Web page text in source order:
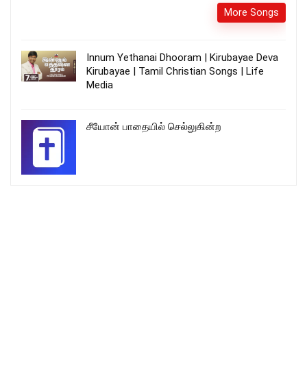
More Songs
Innum Yethanai Dhooram | Kirubayae Deva
Kirubayae | Tamil Christian Songs | Life
Media
சீயோன் பாதையில் செல்லுகின்ற